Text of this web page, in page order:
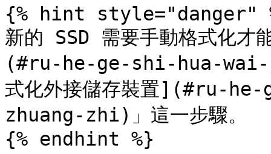
{% hint style="danger"
新的 SSD 需要手動格式化
(#ru-he-ge-shi-hua-
式化外接儲存裝置](#ru-
zhuang-zhi)」這一步驟。
{% endhint %}